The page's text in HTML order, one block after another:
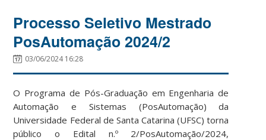
Processo Seletivo Mestrado
PosAutomação 2024/2
03/06/2024 16:28
O Programa de Pós-Graduação em Engenharia de
Automação e Sistemas (PosAutomação) da
Universidade Federal de Santa Catarina (UFSC) torna
público o Edital n.º 2/PosAutomação/2024,